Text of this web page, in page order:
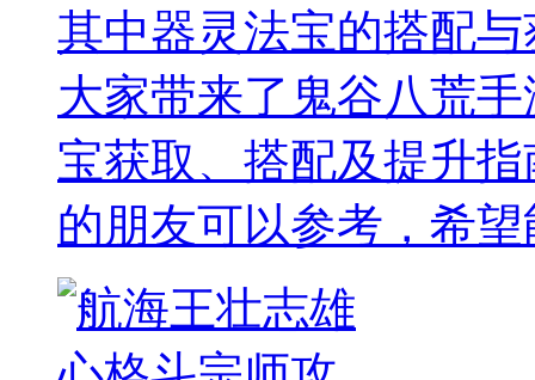
其中器灵法宝的搭配
大家带来了鬼谷八荒
宝获取、搭配及提升
的朋友可以参考，希